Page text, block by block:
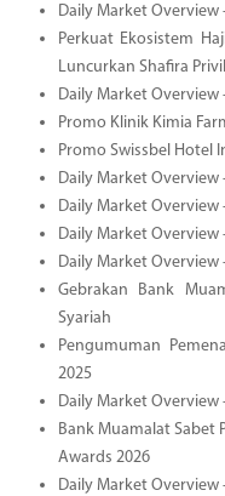
Daily Market Overview
Perkuat Ekosistem
Luncurkan Shafira
Daily Market Overview
Promo Klinik Kimia
Promo Swissbel Hotel
Daily Market Overview
Daily Market Overview
Daily Market Overview
Daily Market Overview
Gebrakan Bank
Syariah
Pengumuman
2025
Daily Market Overview
Bank Muamalat Sabet
Awards 2026
Daily Market Overview